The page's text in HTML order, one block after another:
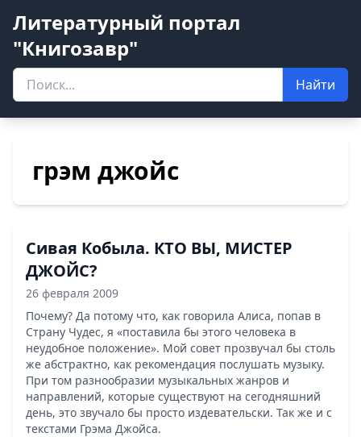
Литературный портал
"Книгозавр"
Найти
грэм джойс
Сивая Кобыла. КТО ВЫ, МИСТЕР
ДЖОЙС?
26 февраля 2009
Почему? Да потому что, как говорила Алиса, попав в
Страну Чудес, я «поставила бы этого человека в
неудобное положение». Мой совет прозвучал бы столь
же абстрактно, как рекомендация послушать музыку.
При том разнообразии музыкальных жанров и
направлений, которые существуют на сегодняшний
день, это звучало бы просто издевательски. Так же и с
текстами Грэма Джойса.